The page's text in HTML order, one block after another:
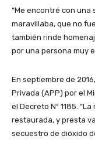
“Me encontré con una
maravillaba, que no
también rinde
por una persona muy
En septiembre de
Privada (APP) por el
el Decreto Nº 1185.
restaurada, y presta
secuestro de dióxido